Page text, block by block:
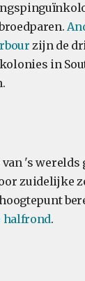
zijn de
in
's werelds
zuidelijke
halfrond.